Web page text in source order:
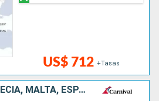
US$ 712 +Tasas
ITALIA, TURQUÍA, GRECIA, MALTA, ESPAÑA